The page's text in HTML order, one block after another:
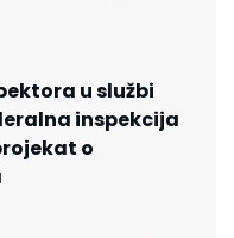
u službi
inspekcija
o